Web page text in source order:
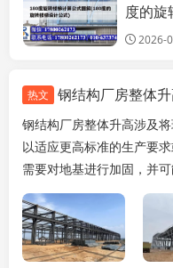
度的旋
2026-
热文 钢结构厂房整体
钢结构厂房整体升高涉及
以适应更高标准的生产要
需要对地基进行加固，并
构的稳定。整体升高的成